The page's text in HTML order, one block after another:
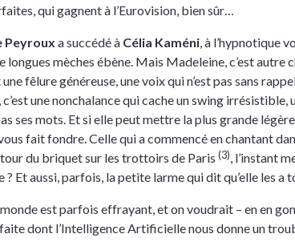
qui gagnent à l’Eurovision, bien sûr…
Peyroux a succédé à Célia Kaméni, à l’hypnotique
longues mèches ébène. Mais Madeleine, c’est autre
une fêlure généreuse, une voix qui n’est pas sans
une nonchalance qui cache un swing
ses mots. Et si elle peut mettre la plus grande
fait fondre. Celle qui a commencé en chantant
du briquet sur les trottoirs de Paris(3), l’instant
? Et aussi, parfois, la petite larme qui dit qu’elle les a
est parfois effrayant, et on voudrait – en en
dont l’Intelligence Artificielle nous donne un